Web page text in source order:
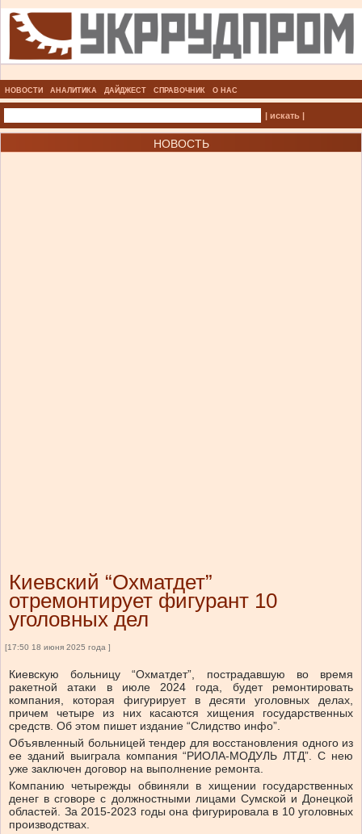
НОВОСТИ АНАЛИТИКА ДАЙДЖЕСТ СПРАВОЧНИК О НАС
| искать |
НОВОСТЬ
Киевский “Охматдет”
отремонтирует фигурант 10
уголовных дел
[17:50 18 июня 2025 года ]
Киевскую больницу “Охматдет”, пострадавшую во время
ракетной атаки в июле 2024 года, будет ремонтировать
компания, которая фигурирует в десяти уголовных делах,
причем четыре из них касаются хищения государственных
средств. Об этом пишет издание “Слидство инфо”.
Объявленный больницей тендер для восстановления одного из
ее зданий выиграла компания “РИОЛА-МОДУЛЬ ЛТД”. С нею
уже заключен договор на выполнение ремонта.
Компанию четырежды обвиняли в хищении государственных
денег в сговоре с должностными лицами Сумской и Донецкой
областей. За 2015-2023 годы она фигурировала в 10 уголовных
производствах.